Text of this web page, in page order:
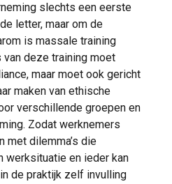
slechts een eerste
letter, maar om de
is massale training
deze training moet
maar moet ook gericht
maken van ethische
verschillende groepen en
Zodat werknemers
met dilemma’s die
werksituatie en ieder kan
de praktijk zelf invulling